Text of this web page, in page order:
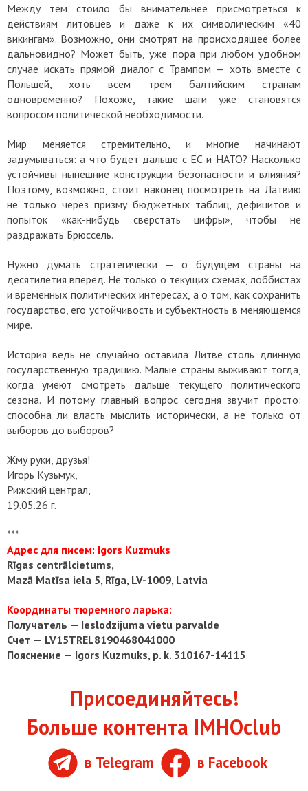
Между тем стоило бы внимательнее присмотреться к
действиям литовцев и даже к их символическим «40
викингам». Возможно, они смотрят на происходящее более
дальновидно? Может быть, уже пора при любом удобном
случае искать прямой диалог с Трампом — хоть вместе с
Польшей, хоть всем трем балтийским странам
одновременно? Похоже, такие шаги уже становятся
вопросом политической необходимости.
Мир меняется стремительно, и многие начинают
задумываться: а что будет дальше с ЕС и НАТО? Насколько
устойчивы нынешние конструкции безопасности и влияния?
Поэтому, возможно, стоит наконец посмотреть на Латвию
не только через призму бюджетных таблиц, дефицитов и
попыток «как-нибудь сверстать цифры», чтобы не
раздражать Брюссель.
Нужно думать стратегически — о будущем страны на
десятилетия вперед. Не только о текущих схемах, лоббистах
и временных политических интересах, а о том, как сохранить
государство, его устойчивость и субъектность в меняющемся
мире.
История ведь не случайно оставила Литве столь длинную
государственную традицию. Малые страны выживают тогда,
когда умеют смотреть дальше текущего политического
сезона. И потому главный вопрос сегодня звучит просто:
способна ли власть мыслить исторически, а не только от
выборов до выборов?
Жму руки, друзья!
Игорь Кузьмук,
Рижский централ,
19.05.26 г.
***
Адрес для писем: Igors Kuzmuks
Rīgas centrālcietums,
Mazā Matīsa iela 5, Rīga, LV-1009, Latvia
Координаты тюремного ларька:
Получатель — Ieslodzijuma vietu parvalde
Счет — LV15TREL8190468041000
Пояснение — Igors Kuzmuks, p. k. 310167-14115
Присоединяйтесь!
Больше контента IMHOclub
в Telegram в Facebook